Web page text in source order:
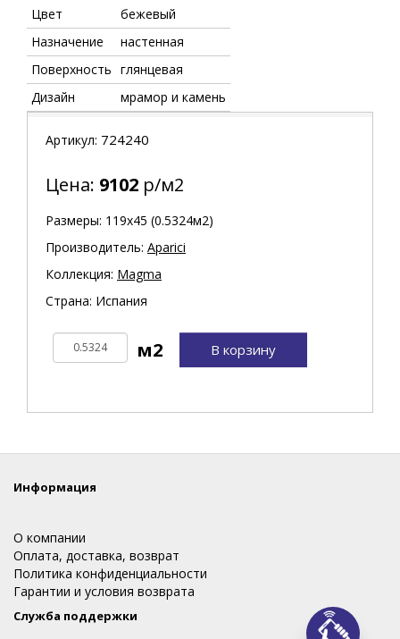
Цвет
бежевый
Назначение
настенная
Поверхность глянцевая
Дизайн
мрамор и камень
Артикул: 724240
Цена: 9102 р/м2
Размеры: 119х45 (0.5324м2)
Производитель: Aparici
Коллекция: Magma
Страна: Испания
В корзину
Информация
О компании
Оплата, доставка, возврат
Политика конфиденциальности
Гарантии и условия возврата
Служба поддержки